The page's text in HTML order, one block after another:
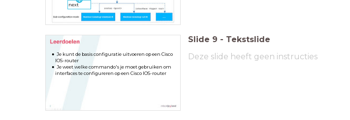
next
Je kunt de basis configuratie uitvoeren op een Cisco
IOS-router
Je weet welke commando's je moet gebruiken om
interfaces te configureren op een Cisco IOS-router
Slide 9 - Tekstslide
Deze slide heeft geen instructies